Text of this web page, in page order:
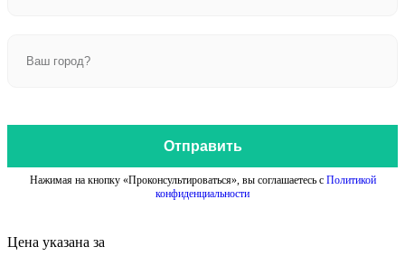
Отправить
Нажимая на кнопку «Проконсультироваться», вы соглашаетесь с Политикой
конфиденциальности
Цена указана за